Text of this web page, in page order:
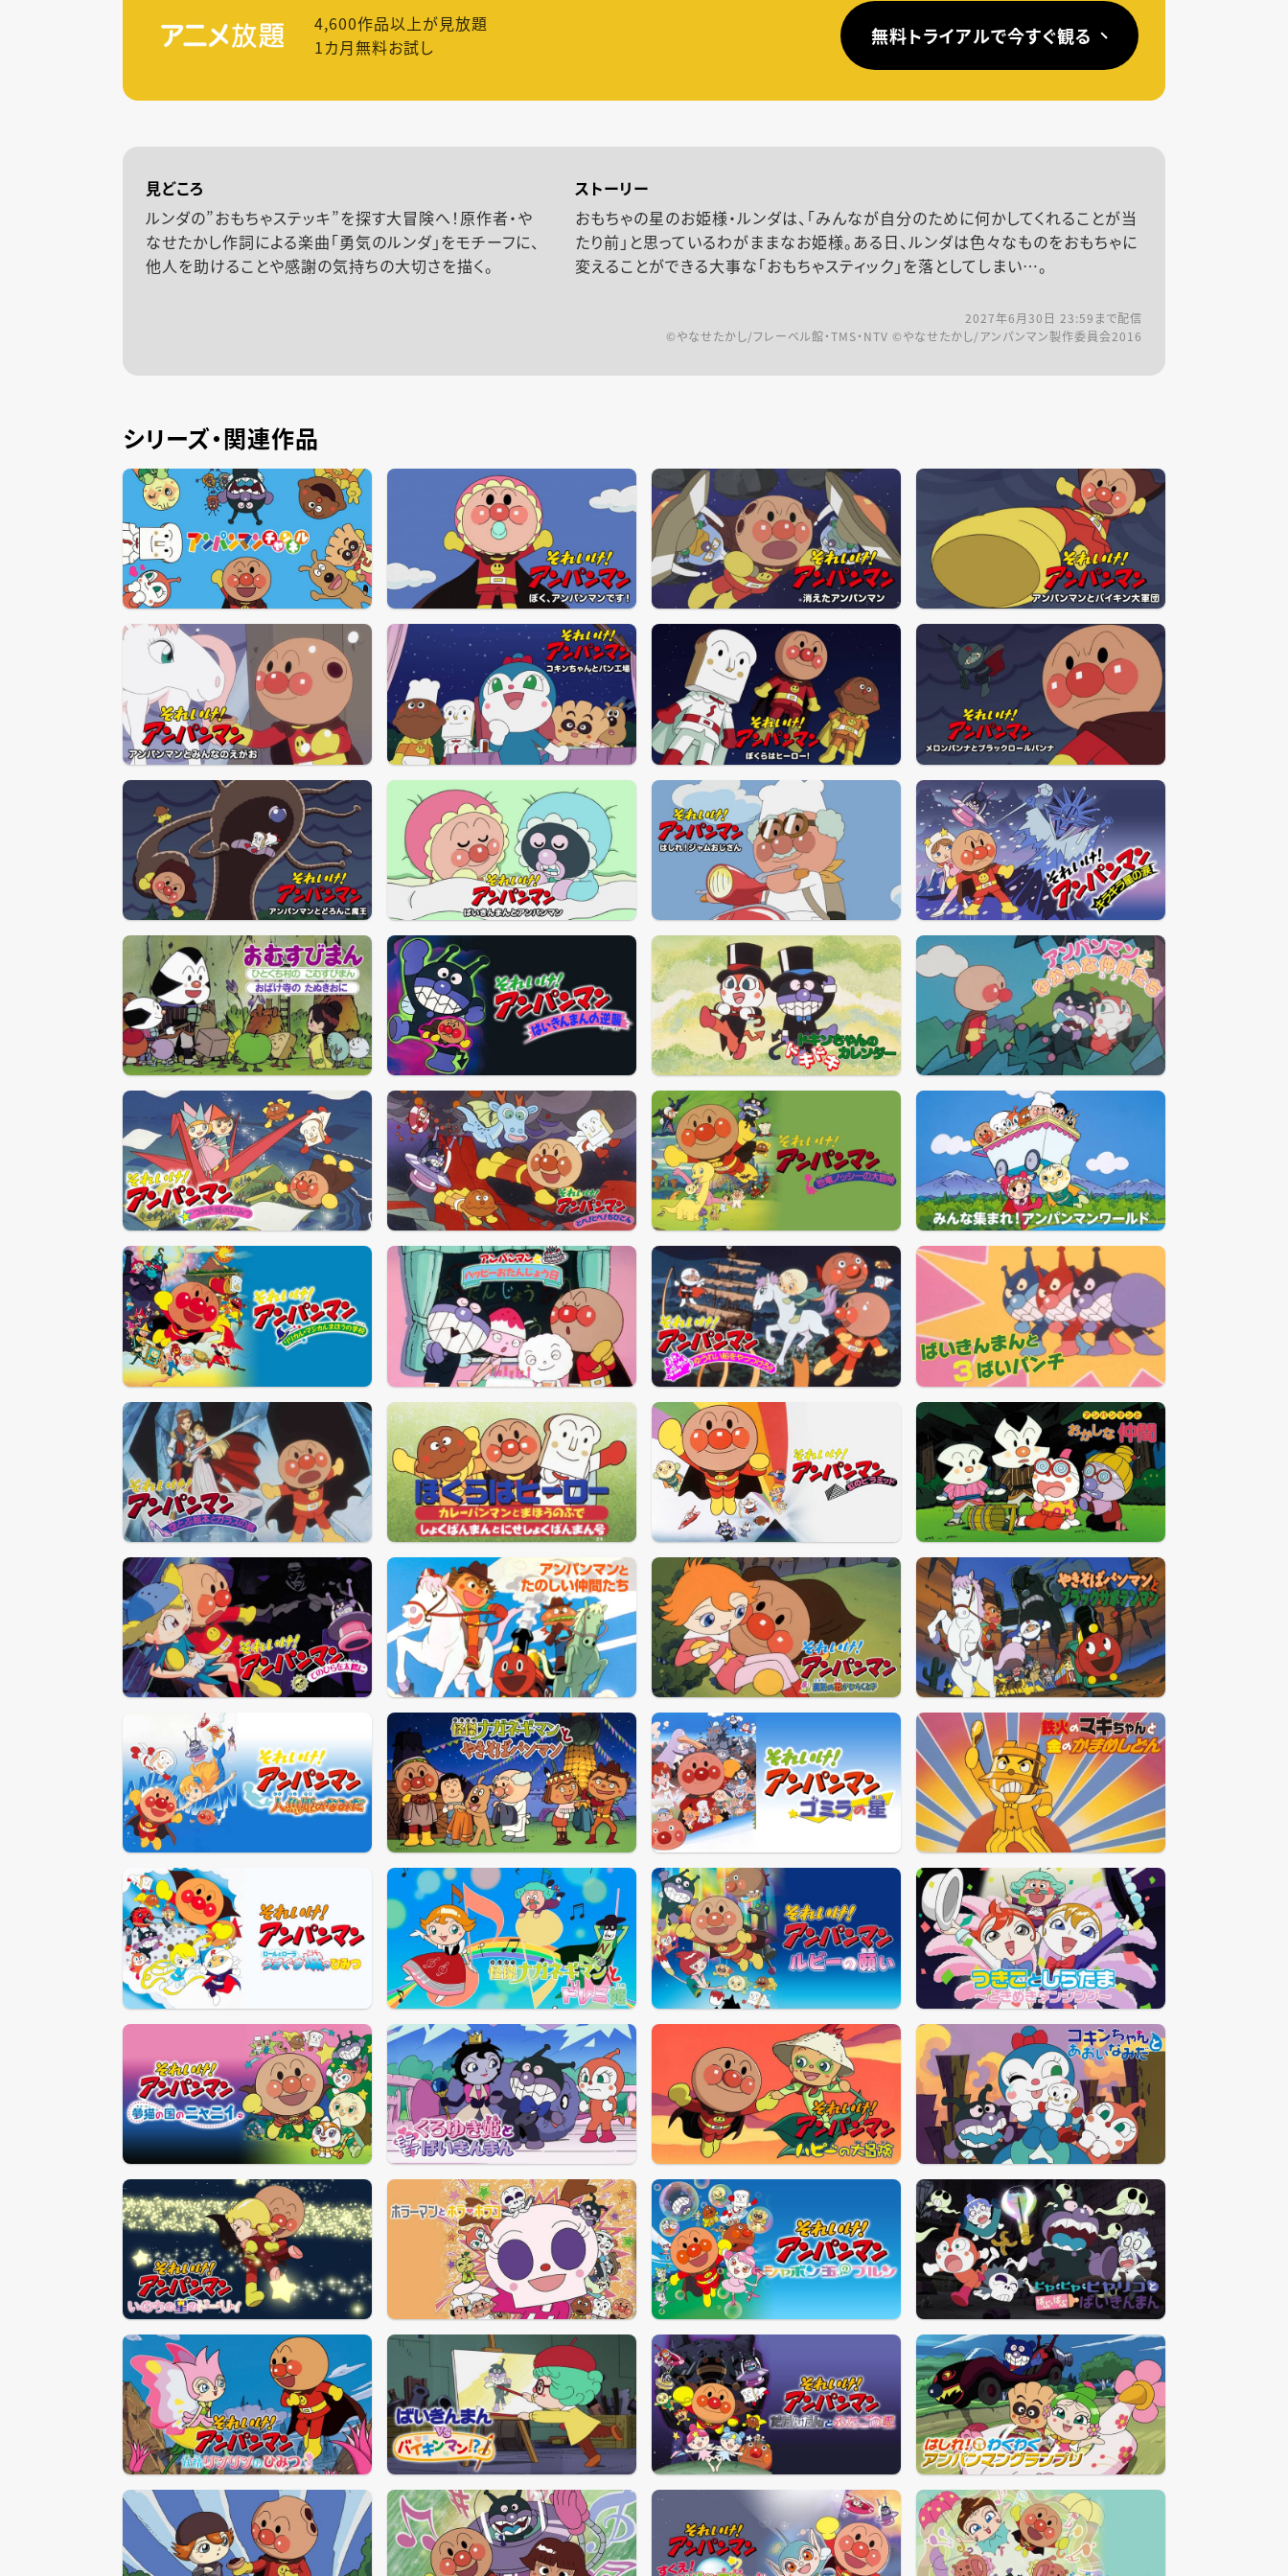
4,600作品以上が見放題
1カ月無料お試し
無料トライアルで今すぐ観る
見どころ
ルンダの”おもちゃステッキ”を探す大冒険へ！原作者・や
なせたかし作詞による楽曲「勇気のルンダ」をモチーフに、
他人を助けることや感謝の気持ちの大切さを描く。
ストーリー
おもちゃの星のお姫様・ルンダは、「みんなが自分のために何かしてくれることが当
たり前」と思っているわがままなお姫様。ある日、ルンダは色々なものをおもちゃに
変えることができる大事な「おもちゃスティック」を落としてしまい…。
2027年6月30日 23:59 まで配信
©やなせたかし/フレーベル館・TMS・NTV ©やなせたかし/アンパンマン製作委員会2016
シリーズ・関連作品